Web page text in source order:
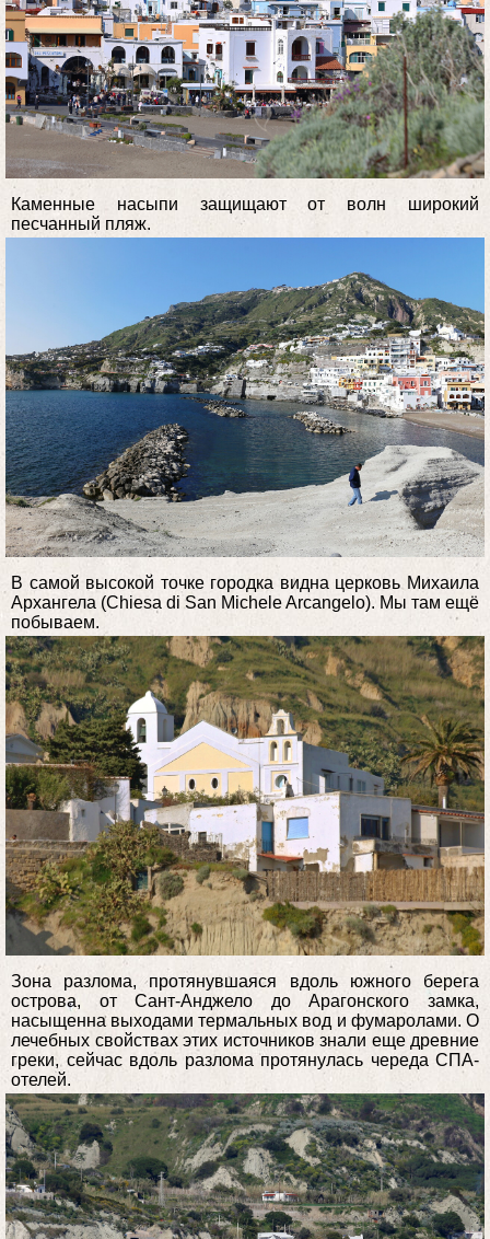
Каменные насыпи защищают от волн широкий
песчанный пляж.
В самой высокой точке городка видна церковь Михаила
Архангела (Chiesa di San Michele Arcangelo). Мы там ещё
побываем.
Зона разлома, протянувшаяся вдоль южного берега
острова, от Сант-Анджело до Арагонского замка,
насыщенна выходами термальных вод и фумаролами. О
лечебных свойствах этих источников знали еще древние
греки, сейчас вдоль разлома протянулась череда СПА-
отелей.